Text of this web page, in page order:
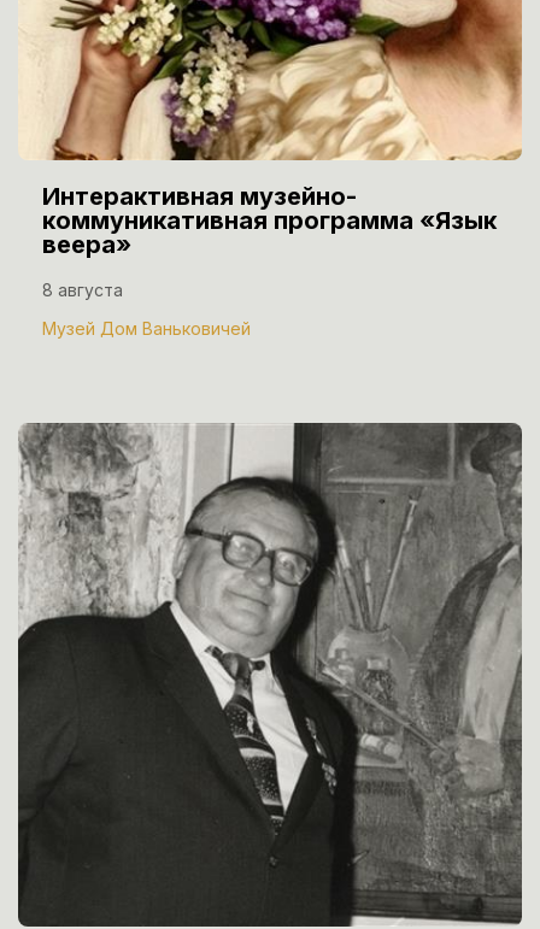
Интерактивная музейно-
коммуникативная программа «Язык
веера»
8 августа
Музей Дом Ваньковичей